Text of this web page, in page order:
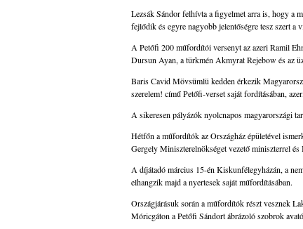
Lezsák Sándor felhívta a figyelmet arra is, hogy a
fejlődik és egyre nagyobb jelentőségre tesz szert a
A Petőfi 200 műfordítói versenyt az azeri Ramil
Dursun Ayan, a türkmén Akmyrat Rejebow és az
Baris Cavid Mövsümlü kedden érkezik
szerelem! című Petőfi-verset saját fordításában,
A sikeresen pályázók nyolcnapos magyarországi
Hétfőn a műfordítók az Országház épületével
Gergely Miniszterelnökséget vezető miniszterrel
A díjátadó március 15-én Kiskunfélegyházán, a
elhangzik majd a nyertesek saját műfordításában.
Országjárásuk során a műfordítók részt vesznek
Móricgáton a Petőfi Sándort ábrázoló szobrok